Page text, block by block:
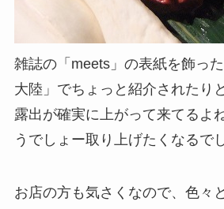
雑誌の「meets」の表紙を飾っ
大陸」でちょっと紹介されたり
露出が確実に上がって来てるよ
うでしょー取り上げたくなるで
お店の方も気さくなので、色々